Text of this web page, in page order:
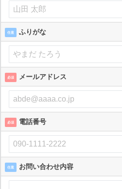
任意 ふりがな
必須 メールアドレス
必須 電話番号
任意 お問い合わせ内容